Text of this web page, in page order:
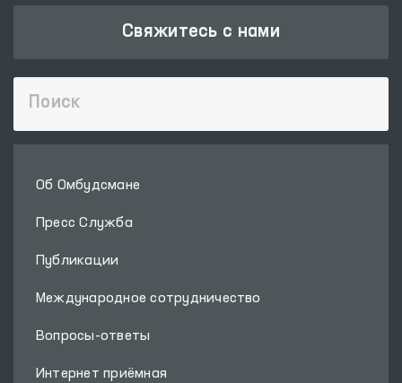
Свяжитесь с нами
Об Омбудсмане
Пресс Служба
Публикации
Международное сотрудничество
Вопросы-ответы
Интернет приёмная